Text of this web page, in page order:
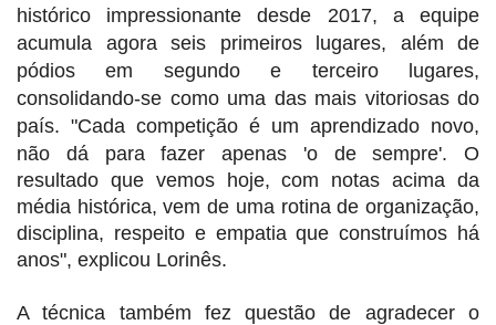
histórico impressionante desde 2017, a equipe
acumula agora seis primeiros lugares, além de
pódios em segundo e terceiro lugares,
consolidando-se como uma das mais vitoriosas do
país. "Cada competição é um aprendizado novo,
não dá para fazer apenas 'o de sempre'. O
resultado que vemos hoje, com notas acima da
média histórica, vem de uma rotina de organização,
disciplina, respeito e empatia que construímos há
anos", explicou Lorinês.
A técnica também fez questão de agradecer o